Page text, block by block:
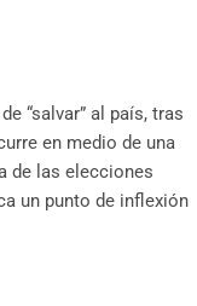
“salvar” al país, tras
en medio de una
de las elecciones
un punto de inflexión